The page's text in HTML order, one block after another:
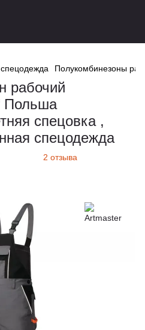
Полукомбинезоны
рабочий
Польша
спецовка ,
спецодежда
2 отзыва